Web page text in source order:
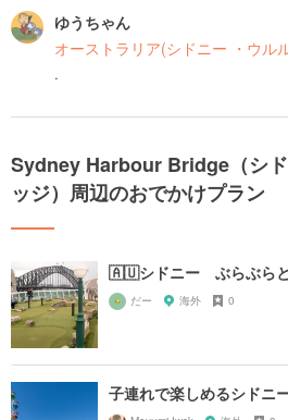
ゆうちゃん
オーストラリア(シドニー ・ウル
.
Sydney Harbour Bridge（シ
ッジ）周辺のおでかけプラン
🇦🇺シドニー ぶらぶらと
だー 海外 0
子連れで楽しめるシドニ